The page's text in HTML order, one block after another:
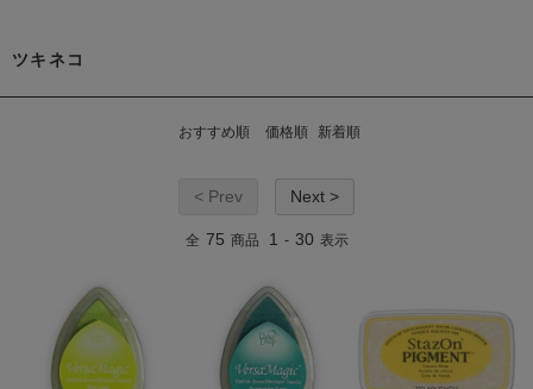
ツキネコ
おすすめ順 価格順 新着順
< Prev Next >
全 75 商品 1 - 30 表示